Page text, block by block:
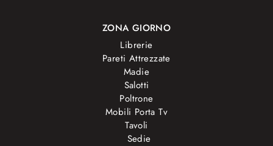
ZONA GIORNO
Librerie
Pareti Attrezzate
Madie
Salotti
Poltrone
Mobili Porta Tv
Tavoli
Sedie